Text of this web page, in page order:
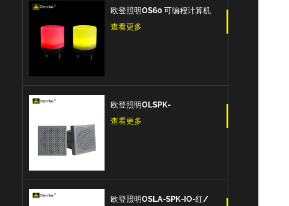
欧登照明OS60 可编程计算机
控制多色7色 5v Usb信号警示
查看更多
欧登照明OLSPK-
IO/CAN/RS485信号扬声器IO
查看更多
欧登照明OSLA-SPK-IO-红/